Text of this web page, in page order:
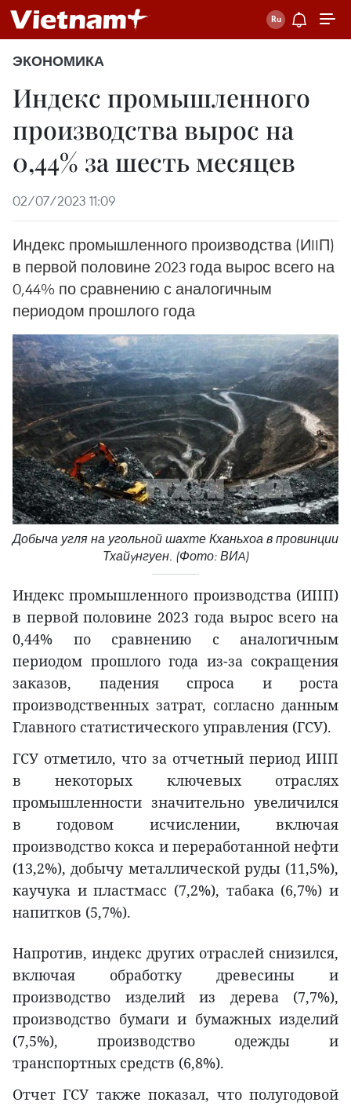
ЭКОНОМИКА
Индекс промышленного
производства вырос на
0,44% за шесть месяцев
02/07/2023 11:09
Индекс промышленного производства (ИIIП)
в первой половине 2023 года вырос всего на
0,44% по сравнению с аналогичным
периодом прошлого года
Добыча угля на угольной шахте Кханьхоа в провинции
Тхайyнгуен. (Фото: ВИA)
Индекс промышленного производства (ИIIП)
в первой половине 2023 года вырос всего на
0,44% по сравнению с аналогичным
периодом прошлого года из-за сокращения
заказов, падения спроса и роста
производственных затрат, согласно данным
Главного статистического управления (ГСУ).
ГСУ отметило, что за отчетный период ИIIП
в некоторых ключевых отраслях
промышленности значительно увеличился
в годовом исчислении, включая
производство кокса и переработанной нефти
(13,2%), добычу металлической руды (11,5%),
каучука и пластмасс (7,2%), табака (6,7%) и
напитков (5,7%).
Напротив, индекс других отраслей снизился,
включая обработку древесины и
производство изделий из дерева (7,7%),
производство бумаги и бумажных изделий
(7,5%), производство одежды и
транспортных средств (6,8%).
Отчет ГСУ также показал, что полугодовой